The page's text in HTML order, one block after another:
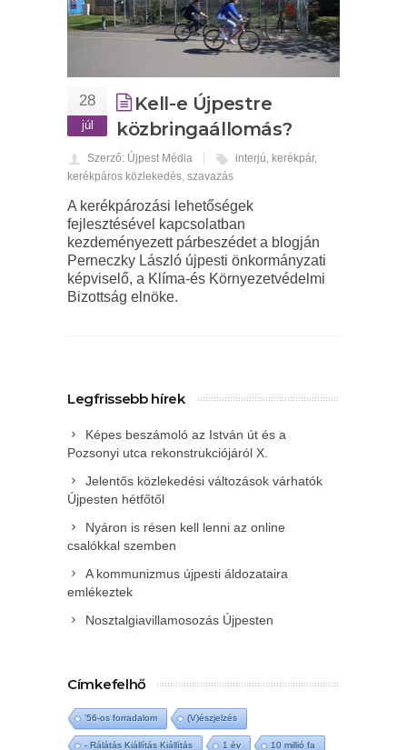
28
júl
Kell-e Újpestre
közbringaállomás?
Szerző: Újpest Média interjú, kerékpár,
kerékpáros közlekedés, szavazás
A kerékpározási lehetőségek
fejlesztésével kapcsolatban
kezdeményezett párbeszédet a blogján
Perneczky László újpesti önkormányzati
képviselő, a Klíma-és Környezetvédelmi
Bizottság elnöke.
Legfrissebb hírek
Képes beszámoló az István út és a
Pozsonyi utca rekonstrukciójáról X.
Jelentős közlekedési változások várhatók
Újpesten hétfőtől
Nyáron is résen kell lenni az online
csalókkal szemben
A kommunizmus újpesti áldozataira
emlékeztek
Nosztalgiavillamosozás Újpesten
Címkefelhő
'56-os forradalom (V)észjelzés
- Rálátás Kiállítás Kiállítás 1 év 10 millió fa